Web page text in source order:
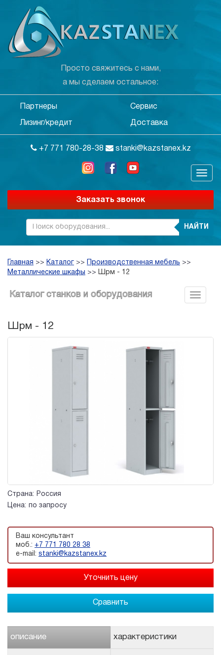
Просто свяжитесь с нами,
а мы сделаем остальное:
Партнеры Сервис
Лизинг/кредит Доставка
+7 771 780-28-38 stanki@kazstanex.kz
Заказать звонок
НАЙТИ
Главная >> Каталог >> Производственная мебель >>
Металлические шкафы
>> Шрм - 12
Каталог станков и оборудования
Шрм - 12
Страна:
Россия
Цена:
по запросу
Ваш консультант
моб.: +7 771 780 28 38
e-mail: stanki@kazstanex.kz
Сравнить
описание характеристики